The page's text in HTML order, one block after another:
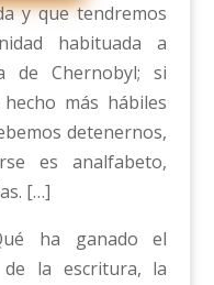
y que tendremos
habituada a
de Chernobyl; si
más hábiles
detenernos,
es analfabeto,
[…]
ha ganado el
la escritura, la